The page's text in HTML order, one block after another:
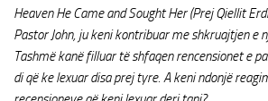
Heaven He Came and Sought Her (Prej Qiellit
Pastor John, ju keni kontribuar me shkruajtjen e
Tashmë kanë filluar të shfaqen rencensionet e
di që ke lexuar disa prej tyre. A keni ndonjë